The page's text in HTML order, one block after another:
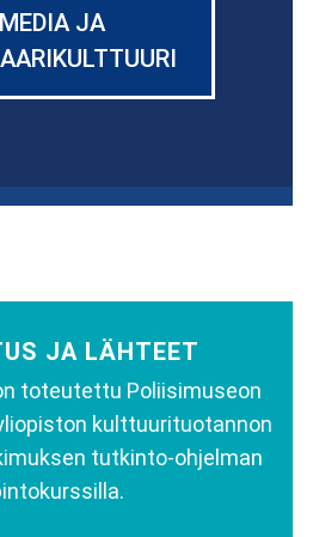
MEDIA JA
JA LÄHTEET
toteutettu Poliisimuseon
kulttuurituotannon
tutkinto-ohjelman